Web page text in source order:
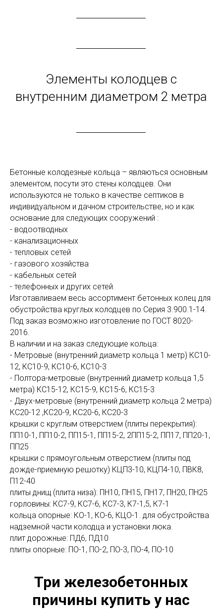
Элементы колодцев с
внутренним диаметром 2 метра
Бетонные колодезные кольца – являються основным
элементом, посути это стены колодцев. Они
используются не только в качестве септиков в
индивидуальном и дачном строительстве, но и как
основание для следующих сооружений :
- водоотводных
- канализационных
- тепловых сетей
- газового хозяйства
- кабельных сетей
- телефонных и других сетей.
Изготавливаем весь ассортимент бетонных колец для
обустройства круглых колодцев по Серия 3.900.1-14.
Под заказ возможно изготовление по ГОСТ 8020-
2016.
В наличии и на заказ следующие кольца:
- Метровые (внутренний диаметр кольца 1 метр) КС10-
12, КС10-9, КС10-6, КС10-3
- Полтора-метровые (внутренний диаметр кольца 1,5
метра) КС15-12, КС15-9, КС15-6, КС15-3
- Двух-метровые (внутренний диаметр кольца 2 метра)
КС20-12 ,КС20-9, КС20-6, КС20-3
крышки с круглым отверстием (плиты перекрытия):
ПП10-1, ПП10-2, ПП15-1, ПП15-2, 2ПП15-2, ПП17, ПП20-1,
ПП25
крышки с прямоугольным отверстием (плиты под
дожде-приемную решотку) КЦП3-10, КЦП4-10, ПВК8,
П12-40
плиты днищ (плита низа): ПН10, ПН15, ПН17, ПН20, ПН25
горловины: КС7-9, КС7-6, КС7-3, К7-1,5, К7-1
кольца опорные: КО-1, КО-6, КЦО-1. для обустройства
надземной части колодца и установки люка.
плит дорожные: ПД6, ПД10
плиты опорные: ПО-1, ПО-2, ПО-3, ПО-4, ПО-10
Три железобетонных
причины купить у нас